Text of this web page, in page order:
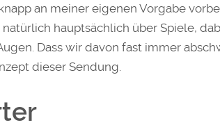
an meiner eigenen Vorgabe
hauptsächlich über Spiele,
Dass wir davon fast immer
dieser Sendung.